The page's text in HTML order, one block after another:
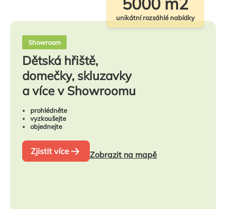
Showroom
Dětská hřiště,
domečky, skluzavky
a více v Showroomu
prohlédněte
vyzkoušejte
objednejte
Zjistit více Zobrazit na mapě
unikátní rozsáhlé nabídky